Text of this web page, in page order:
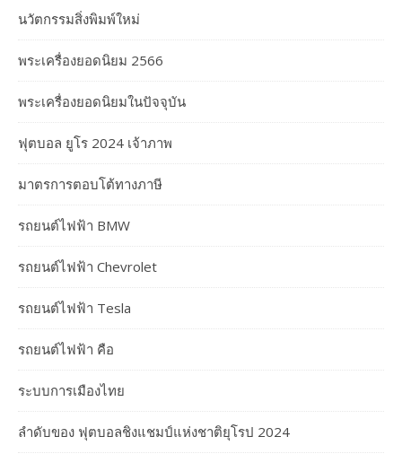
นวัตกรรมสิ่งพิมพ์ใหม่
พระเครื่องยอดนิยม 2566
พระเครื่องยอดนิยมในปัจจุบัน
ฟุตบอล ยูโร 2024 เจ้าภาพ
มาตรการตอบโต้ทางภาษี
รถยนต์ไฟฟ้า BMW
รถยนต์ไฟฟ้า Chevrolet
รถยนต์ไฟฟ้า Tesla
รถยนต์ไฟฟ้า คือ
ระบบการเมืองไทย
ลำดับของ ฟุตบอลชิงแชมป์แห่งชาติยุโรป 2024